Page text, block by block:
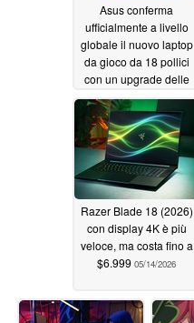
Asus conferma
ufficialmente a livello
globale il nuovo laptop
da gioco da 18 pollici
con un upgrade delle
prestazioni di 320W e
un display Mini LED 4K
05/16/2026
Razer Blade 18 (2026)
con display 4K è più
veloce, ma costa fino a
$6.999 05/14/2026